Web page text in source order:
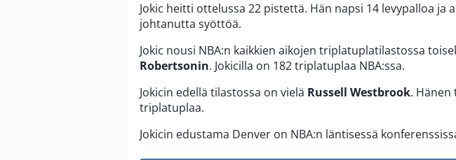
Jokic heitti ottelussa 22 pistettä. Hän napsi 14 levypalloa ja
johtanutta syöttöä.
Jokic nousi NBA:n kaikkien aikojen triplatuplatilastossa
Robertsonin. Jokicilla on 182 triplatuplaa NBA:ssa.
Jokicin edellä tilastossa on vielä Russell Westbrook. Hänen
triplatuplaa.
Jokicin edustama Denver on NBA:n läntisessä